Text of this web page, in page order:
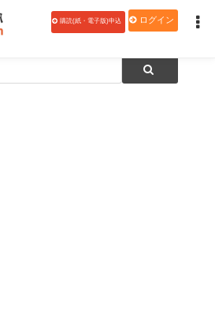
購読(紙・電子版)申込 ログイン